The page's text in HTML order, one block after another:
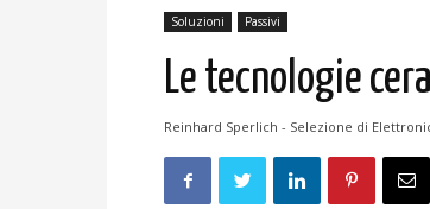
Soluzioni Passivi
Le tecnologie
Reinhard Sperlich - Selezione di